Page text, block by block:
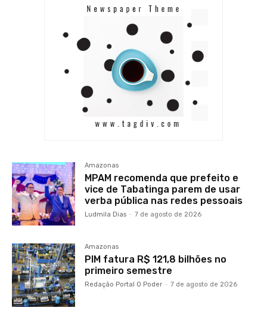
Amazonas
MPAM recomenda que prefeito e
vice de Tabatinga parem de usar
verba pública nas redes pessoais
Ludmila Dias - 7 de agosto de 2026
Amazonas
PIM fatura R$ 121,8 bilhões no
primeiro semestre
Redação Portal O Poder - 7 de agosto de 2026